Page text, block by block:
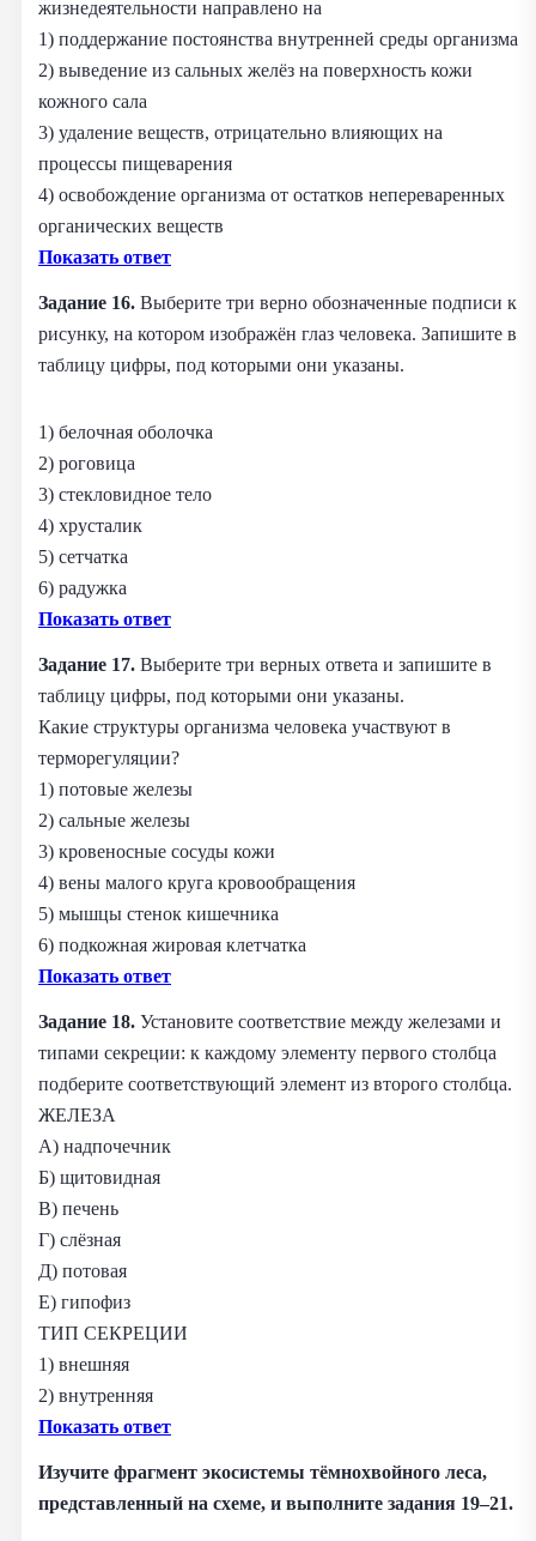
жизнедеятельности направлено на
1) поддержание постоянства внутренней среды организма
2) выведение из сальных желёз на поверхность кожи
кожного сала
3) удаление веществ, отрицательно влияющих на
процессы пищеварения
4) освобождение организма от остатков непереваренных
органических веществ
Показать ответ
Задание 16. Выберите три верно обозначенные подписи к
рисунку, на котором изображён глаз человека. Запишите в
таблицу цифры, под которыми они указаны.
1) белочная оболочка
2) роговица
3) стекловидное тело
4) хрусталик
5) сетчатка
6) радужка
Показать ответ
Задание 17. Выберите три верных ответа и запишите в
таблицу цифры, под которыми они указаны.
Какие структуры организма человека участвуют в
терморегуляции?
1) потовые железы
2) сальные железы
3) кровеносные сосуды кожи
4) вены малого круга кровообращения
5) мышцы стенок кишечника
6) подкожная жировая клетчатка
Показать ответ
Задание 18. Установите соответствие между железами и
типами секреции: к каждому элементу первого столбца
подберите соответствующий элемент из второго столбца.
ЖЕЛЕЗА
А) надпочечник
Б) щитовидная
В) печень
Г) слёзная
Д) потовая
Е) гипофиз
ТИП СЕКРЕЦИИ
1) внешняя
2) внутренняя
Показать ответ
Изучите фрагмент экосистемы тёмнохвойного леса,
представленный на схеме, и выполните задания 19–21.